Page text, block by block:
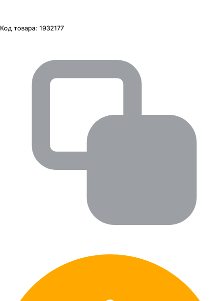
Код товара: 1932177